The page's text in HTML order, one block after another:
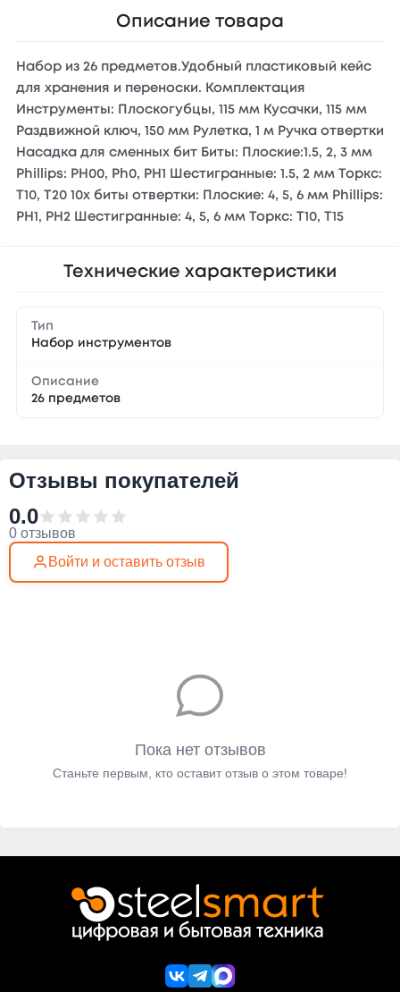
Описание товара
Набор из 26 предметов.Удобный пластиковый кейс
для хранения и переноски. Комплектация
Инструменты: Плоскогубцы, 115 мм Кусачки, 115 мм
Раздвижной ключ, 150 мм Рулетка, 1 м Ручка отвертки
Насадка для сменных бит Биты: Плоские:1.5, 2, 3 мм
Phillips: PH00, Ph0, PH1 Шестигранные: 1.5, 2 мм Торкс:
T10, T20 10x биты отвертки: Плоские: 4, 5, 6 мм Phillips:
PH1, PH2 Шестигранные: 4, 5, 6 мм Торкс: T10, T15
Технические характеристики
Тип
Набор инструментов
Описание
26 предметов
Отзывы покупателей
0.0
0 отзывов
Войти и оставить отзыв
Пока нет отзывов
Станьте первым, кто оставит отзыв о этом товаре!